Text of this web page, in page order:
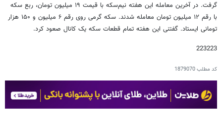
گرفت. در آخرین معامله این هفته نیم‌سکه با قیمت ۱۹ میلیون تومان، ربع سکه
با رقم ۱۲ میلیون تومان معامله شدند. سکه گرمی روی رقم ۶ میلیون و ۱۵۰ هزار
تومانی ایستاد. گفتنی این هفته تمام قطعات سکه یک کانال صعود کرد.
223223
کد مطلب1879070